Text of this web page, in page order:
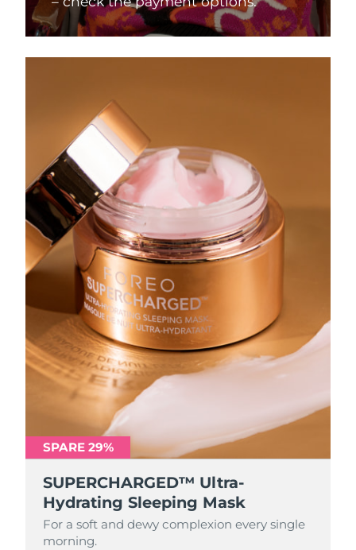
SPARE 29%
SUPERCHARGED™ Ultra-
Hydrating Sleeping Mask
For a soft and dewy complexion every single
morning.